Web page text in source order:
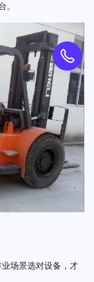
场景选对设备，才